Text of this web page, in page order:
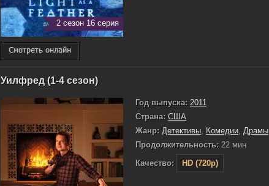
2 сезон 16 серия
Уилфред (1-4 сезон)
Год выпуска: 2011
Страна: США
Жанр: Детективы Комедии Драмы
Продолжительность: 22 мин
Качество:
HD (720p)